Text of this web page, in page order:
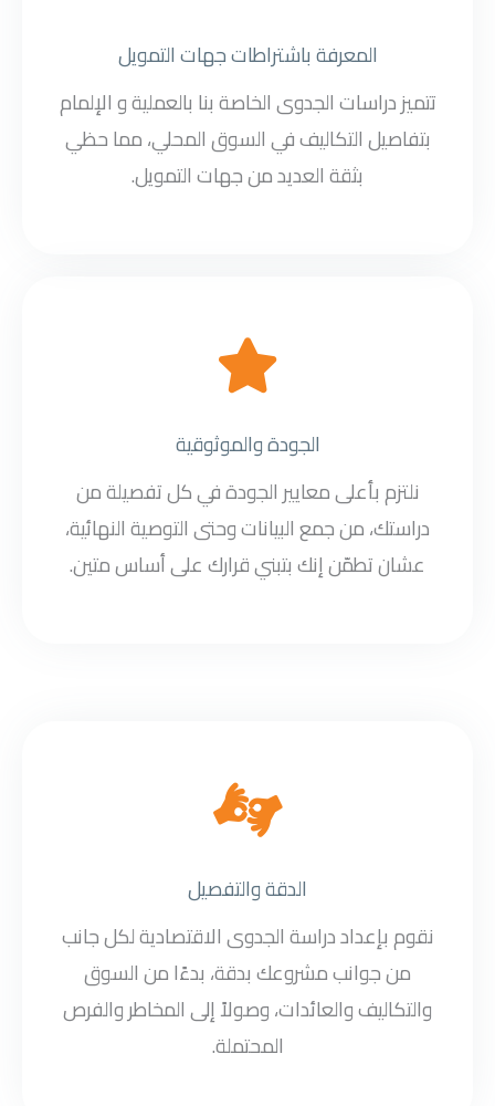
المعرفة باشتراطات جهات التمويل
تتميز دراسات الجدوى الخاصة بنا بالعملية و الإلمام
بتفاصيل التكاليف في السوق المحلي، مما حظي
بثقة العديد من جهات التمويل.
الجودة والموثوقية
نلتزم بأعلى معايير الجودة في كل تفصيلة من
دراستك، من جمع البيانات وحتى التوصية النهائية،
عشان تطمّن إنك بتبني قرارك على أساس متين.
الدقة والتفصيل
نقوم بإعداد دراسة الجدوى الاقتصادية لكل جانب
من جوانب مشروعك بدقة، بدءًا من السوق
والتكاليف والعائدات، وصولاً إلى المخاطر والفرص
المحتملة.